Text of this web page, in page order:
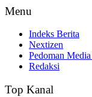
Menu
Indeks Berita
Nextizen
Pedoman
Redaksi
Top Kanal